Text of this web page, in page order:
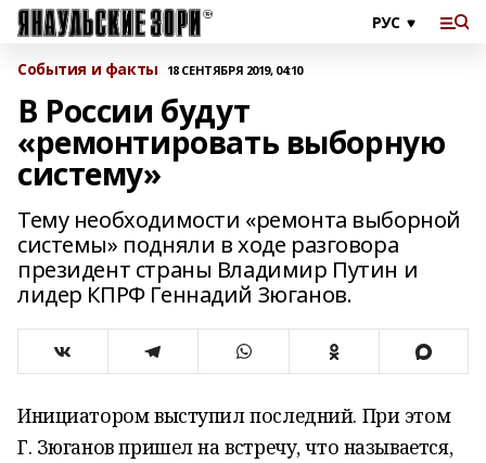
События и факты 18 СЕНТЯБРЯ 2019, 04:10
В России будут
«ремонтировать выборную
систему»
Тему необходимости «ремонта выборной
системы» подняли в ходе разговора
президент страны Владимир Путин и
лидер КПРФ Геннадий Зюганов.
Инициатором выступил последний. При этом
Г. Зюганов пришел на встречу, что называется,